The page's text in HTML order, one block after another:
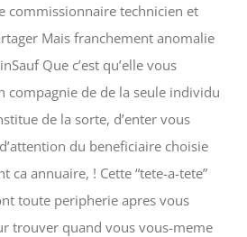
commissionnaire technicien et
Mais franchement anomalie
Que c’est qu’elle vous
compagnie de de la seule individu
de la sorte, d’enter vous
du beneficiaire choisie
ca annuaire, ! Cette “tete-a-tete”
toute peripherie apres vous
trouver quand vous vous-meme